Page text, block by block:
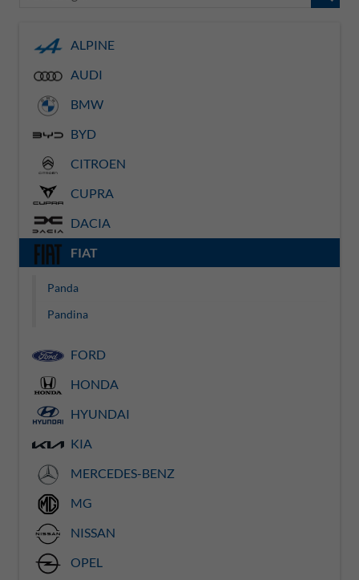
ALPINE
AUDI
BMW
BYD
CITROEN
CUPRA
DACIA
FIAT
Panda
Pandina
FORD
HONDA
HYUNDAI
KIA
MERCEDES-BENZ
MG
NISSAN
OPEL